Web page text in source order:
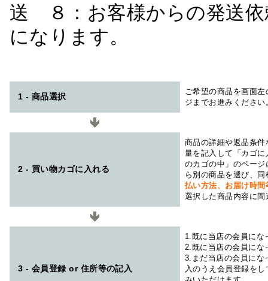
送 ８：お客様からの発送
になります。
1 - 商品選択
ご希望の商品を画面
ジまでお進みください
2 - 買い物カゴに入れる
商品の詳細や返品条
量を記入して「カゴ
のカゴの中」のペー
ら別の商品を選び、
払い方法、お届け時
選択した商品内容に
3 - 会員登録 or 住所等の記入
1.既に当店の会員にな
2.既に当店の会員にな
3.まだ当店の会員にな
入のうえ会員登録を